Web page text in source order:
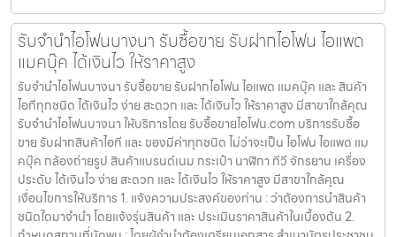
รับจำนำไอโฟนบางนา รับซื้อขาย รับฝากไอโฟน ไอแพด
แมคบุ๊ค ได้เงินไว ให้ราคาสูง
รับจำนำไอโฟนบางนา รับซื้อขาย รับฝากไอโฟน ไอแพด แมคบุ๊ค และ สินค้า
ไอทีทุกชนิด ได้เงินไว ง่าย สะดวก และ ได้เงินไว ให้ราคาสูง มีสาขาใกล้คุณ
รับจำนำไอโฟนบางนา ให้บริการโดย รับซื้อขายไอโฟน.com บริการรับซื้อ
ขาย รับฝากสินค้าไอที และ ของมีค่าทุกชนิด ไม่ว่าจะเป็น ไอโฟน ไอแพด แม
คบุ๊ค กล้องถ่ายรูป สินค้าแบรนด์เนม กระเป๋า นาฬิกา ทีวี จักรยาน เครื่อง
ประดับ ได้เงินไว ง่าย สะดวก และ ได้เงินไว ให้ราคาสูง มีสาขาใกล้คุณ
เงื่อนไขการให้บริการ 1. แจ้งความประสงค์ของท่าน : ว่าต้องการนำสินค้า
ชนิดใดมาจำนำ โดยแจ้งรุ่นสินค้า และ ประเมินราคาสินค้าในเบื้องต้น 2.